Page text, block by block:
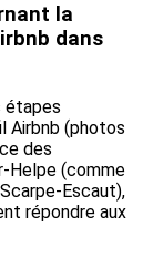
la
dans
étapes
Airbnb (photos
des
Helpe (comme
Escaut),
répondre aux